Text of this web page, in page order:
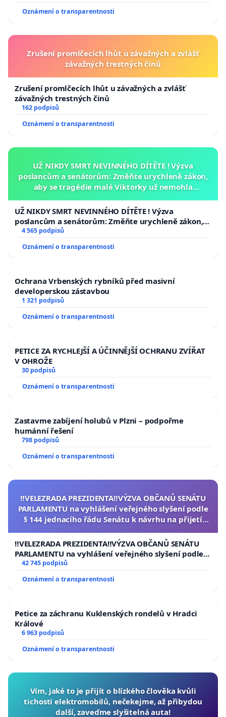
Oznámení o transparentnosti
Zrušení promlčecích lhůt u závažných a zvlášť
závažných trestných činů
Zrušení promlčecích lhůt u závažných a zvlášť
závažných trestných činů
162 podpisů
Oznámení o transparentnosti
UŽ NIKDY SMRT NEVINNÉHO DÍTĚTE ! Výzva
poslancům a senátorům: Změňte urychleně zákon,
aby se tragédie malé Viktorky už nemohla
UŽ NIKDY SMRT NEVINNÉHO DÍTĚTE ! Výzva
poslancům a senátorům: Změňte urychleně zákon,
aby se tragédie malé Viktorky už nemohla opakovat!
4 565 podpisů
Oznámení o transparentnosti
Ochrana Vrbenských rybníků před masivní
developerskou zástavbou
1 321 podpisů
Oznámení o transparentnosti
PETICE ZA RYCHLEJŠÍ A ÚČINNĚJŠÍ OCHRANU ZVÍŘAT
V OHROŽE
30 podpisů
Oznámení o transparentnosti
Zastavme zabíjení holubů v Plzni – podpořme
humánní řešení
798 podpisů
Oznámení o transparentnosti
‼️VELEZRADA PREZIDENTA‼️VÝZVA OBČANŮ SENÁTU
PARLAMENTU na vyhlášení veřejného slyšení podle
§ 144 jednacího řádu Senátu k návrhu na přijetí
republiky
‼️VELEZRADA PREZIDENTA‼️VÝZVA OBČANŮ SENÁTU
PARLAMENTU na vyhlášení veřejného slyšení podle §
144 jednacího řádu Senátu k návrhu na přijetí
republiky
42 745 podpisů
Oznámení o transparentnosti
Petice za záchranu Kuklenských rondelů v Hradci
Králové
6 963 podpisů
Oznámení o transparentnosti
Vím, jaké to je přijít o blízkého člověka kvůli
tichosti elektromobilů, nečekejme, až přibydou
další, zaveďme slyšitelná auta!